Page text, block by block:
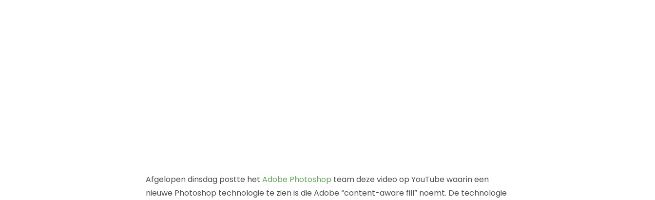
Afgelopen dinsdag postte het Adobe Photoshop team deze video op YouTube waarin een
nieuwe Photoshop technologie te zien is die Adobe “content-aware fill” noemt. De technologie